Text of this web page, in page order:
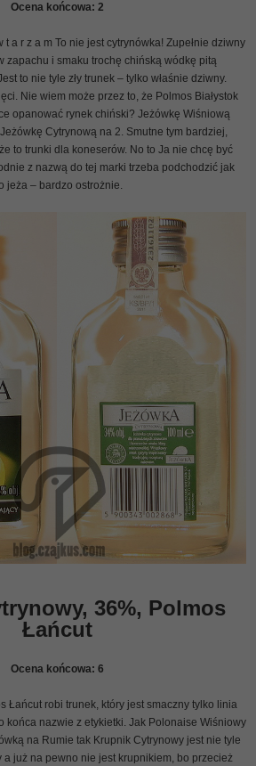
Ocena końcowa: 2
t a r z a m To nie jest cytrynówka! Zupełnie dziwny
zapachu i smaku trochę chińską wódkę pitą
to nie tyle zły trunek – tylko właśnie dziwny.
Nie wiem może przez to, że Polmos Białystok
opanować rynek chiński? Jeżówkę Wiśniową
Cytrynową na 2. Smutne tym bardziej,
to trunki dla koneserów. No to Ja nie chcę być
z nazwą do tej marki trzeba podchodzić jak
jeża – bardzo ostrożnie.
36%, Polmos
Łańcut
Ocena końcowa: 6
Łańcut robi trunek, który jest smaczny tylko linia
końca nazwie z etykietki. Jak Polonaise Wiśniowy
na Rumie tak Krupnik Cytrynowy jest nie tyle
a już na pewno nie jest krupnikiem, bo przecież